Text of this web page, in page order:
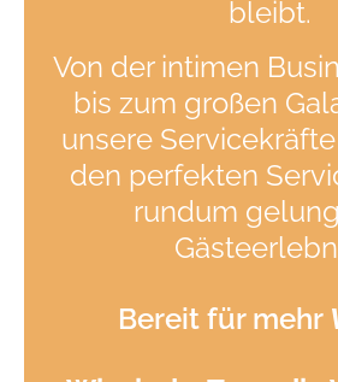
bleibt.
Von der intimen
bis zum großen
unsere
den perfekten
rundum
Bereit für mehr